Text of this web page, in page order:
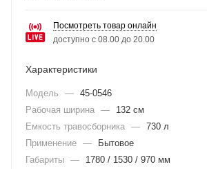
Посмотреть товар онлайн
доступно с 08.00 до 20.00
Характеристики
Модель — 45-0546
Рабочая ширина —
132 см
Емкость травосборника — 730 л
Применение —
Бытовое
Габариты —
1780 / 1530 / 970 мм